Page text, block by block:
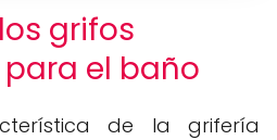
grifos
el baño
de la grifería